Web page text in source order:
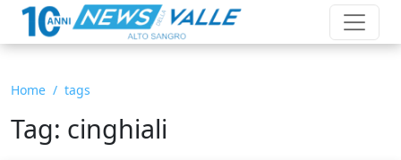
Home tags
Tag: cinghiali